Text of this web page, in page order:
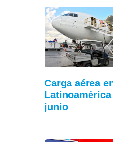
Carga aérea
junio